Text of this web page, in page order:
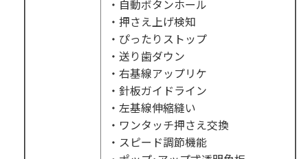
・自動ボタンホール
・押さえ上げ検知
・ぴったりストップ
・送り歯ダウン
・右基線アップリケ
・針板ガイドライン
・左基線伸縮縫い
・ワンタッチ押さえ交換
・スピード調節機能